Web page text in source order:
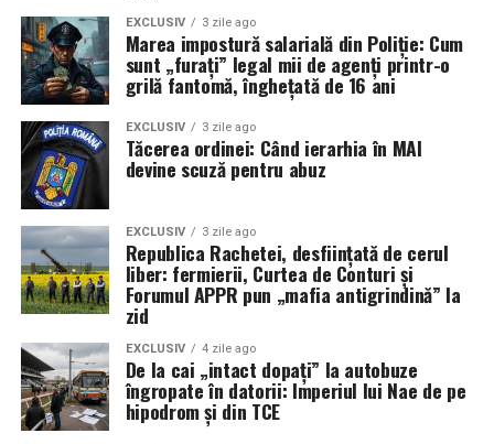
EXCLUSIV 3 zile ago
Marea impostură salarială din Poliție: Cum
sunt „furați” legal mii de agenți printr-o
grilă fantomă, înghețată de 16 ani
EXCLUSIV 3 zile ago
Tăcerea ordinei: Când ierarhia în MAI
devine scuză pentru abuz
EXCLUSIV 3 zile ago
Republica Rachetei, desființată de cerul
liber: fermierii, Curtea de Conturi și
Forumul APPR pun „mafia antigrindină” la
zid
EXCLUSIV 4 zile ago
De la cai „intact dopați” la autobuze
îngropate în datorii: Imperiul lui Nae de pe
hipodrom și din TCE